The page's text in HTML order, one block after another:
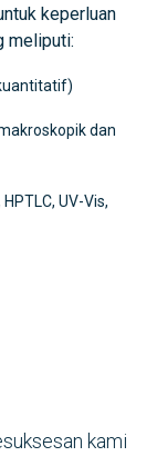
keperluan
meliputi:
dan
UV-Vis,
kami